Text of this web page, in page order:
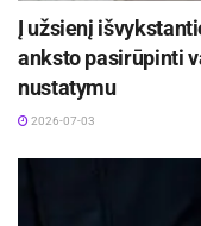
Į užsienį
anksto pasirūpinti
nustatymu
2026-07-03